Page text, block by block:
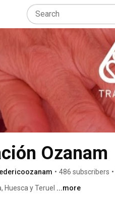
Ozanam
• 486 subscribers •
Huesca y Teruel ...more